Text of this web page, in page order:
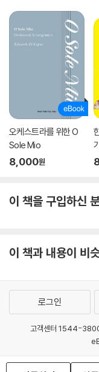
그리고 베일에 싸여 있던
이 책을 읽는 또 다른 즐
수 있다는 점이다. 음반
오랜 시간을 보낸 저자
스, 마일스 데이비스, 베
과의 일화는 물론, 프랭
밀리 스톤, 카녜이 웨스
한 뮤지션들의 곡을 내부
리까지 덧붙여 읽는 재미
필’을 가장 깊게 탐구하고
줄 아는 악기가 전혀 없는
적 청취)은 다르며, 또한
에서 프로듀서의 역할이
를 구체적으로 소개해 직
내가 사랑하는, 사랑했던
오케스트라를 위한 O
Sole Mio
8,000원
이 책을 구입하신
이 책과 내용이 비
로그인
고객센터 1544-